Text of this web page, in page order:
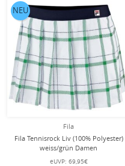
Fila
Fila Tennisrock Liv (100% Polyester)
weiss/grün Damen
eUVP: 69,95€
NEU